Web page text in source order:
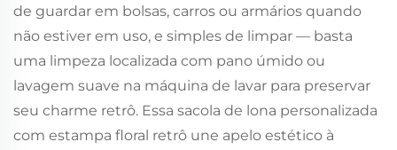
de guardar em bolsas, carros ou armários quando
não estiver em uso, e simples de limpar — basta
uma limpeza localizada com pano úmido ou
lavagem suave na máquina de lavar para preservar
seu charme retrô. Essa sacola de lona personalizada
com estampa floral retrô une apelo estético à